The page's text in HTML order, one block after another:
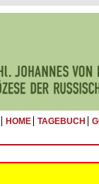
HOME TAGEBUCH